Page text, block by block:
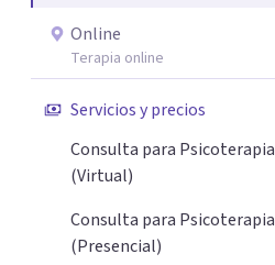
Online
Terapia online
Servicios y precios
Consulta para Psicoterapia
(Virtual)
Consulta para Psicoterapia
(Presencial)